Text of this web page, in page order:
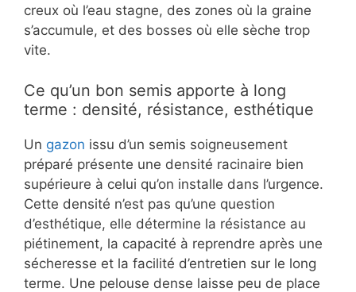
creux où l’eau stagne, des zones où la graine
s’accumule, et des bosses où elle sèche trop
vite.
Ce qu’un bon semis apporte à long
terme : densité, résistance, esthétique
Un gazon issu d’un semis soigneusement
préparé présente une densité racinaire bien
supérieure à celui qu’on installe dans l’urgence.
Cette densité n’est pas qu’une question
d’esthétique, elle détermine la résistance au
piétinement, la capacité à reprendre après une
sécheresse et la facilité d’entretien sur le long
terme. Une pelouse dense laisse peu de place